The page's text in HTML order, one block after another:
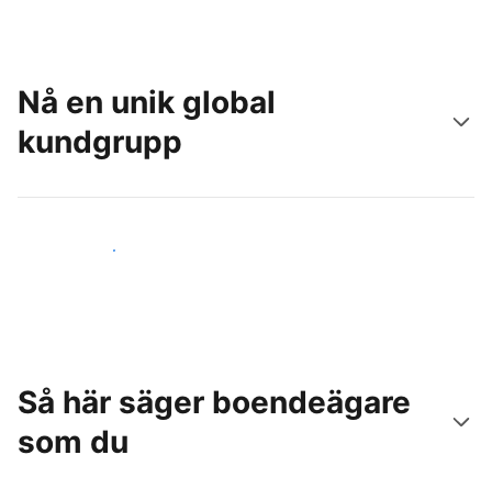
Nå en unik global
kundgrupp
Nå nya gäster idag
Så här säger boendeägare
som du